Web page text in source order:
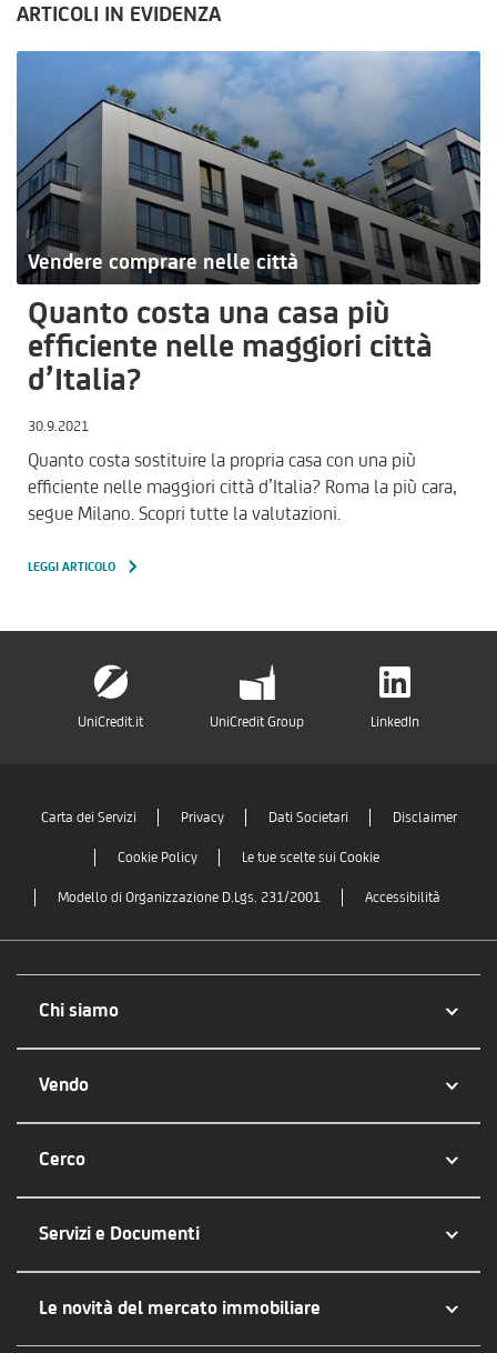
ARTICOLI IN EVIDENZA
Vendere comprare nelle città
Quanto costa una casa più
efficiente nelle maggiori città
d’Italia?
30.9.2021
Quanto costa sostituire la propria casa con una più
efficiente nelle maggiori città d’Italia? Roma la più cara,
segue Milano. Scopri tutte la valutazioni.
LEGGI ARTICOLO
UniCredit.it UniCredit Group LinkedIn
Carta dei Servizi Privacy Dati Societari Disclaimer
Cookie Policy Le tue scelte sui Cookie
Modello di Organizzazione D.Lgs. 231/2001 Accessibilità
Chi siamo
Vendo
Cerco
Servizi e Documenti
Le novità del mercato immobiliare